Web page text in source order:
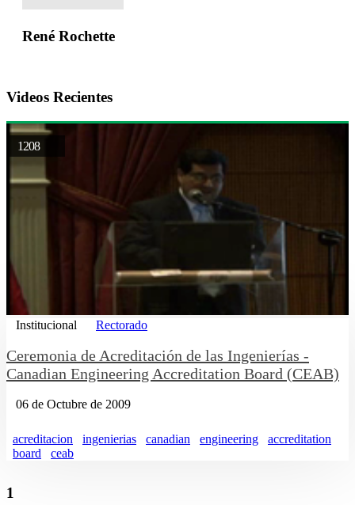
René Rochette
Videos Recientes
1208
Institucional Rectorado
Ceremonia de Acreditación de las Ingenierías -
Canadian Engineering Accreditation Board (CEAB)
06 de Octubre de 2009
acreditacion ingenierias canadian engineering
accreditation
board
ceab
1